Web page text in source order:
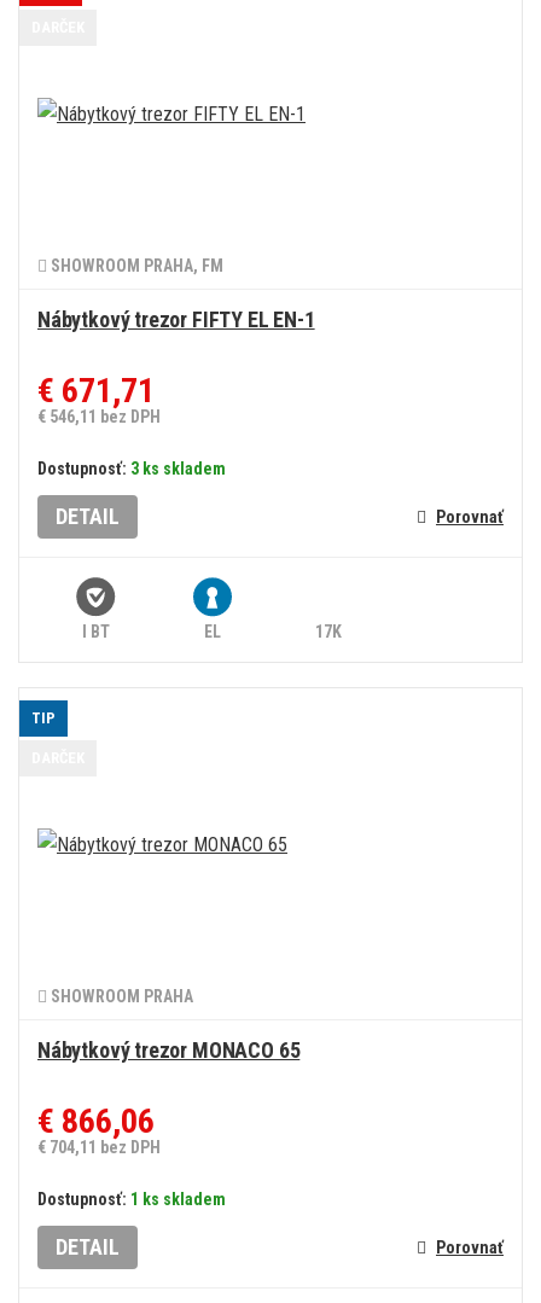
SHOWROOM PRAHA, FM
Nábytkový trezor FIFTY EL EN-1
€ 671,71
€ 546,11 bez DPH
Dostupnosť: 3 ks skladem
DETAIL Porovnať
I BT EL 17K
SHOWROOM PRAHA
Nábytkový trezor MONACO 65
€ 866,06
€ 704,11 bez DPH
Dostupnosť: 1 ks skladem
DETAIL Porovnať
TIP